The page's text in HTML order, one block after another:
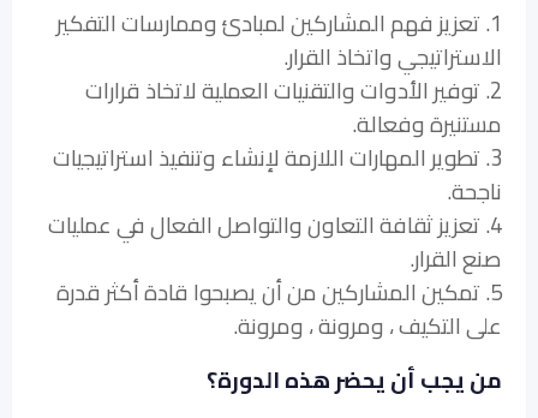
1. تعزيز فهم المشاركين لمبادئ وممارسات التفكير
الاستراتيجي واتخاذ القرار.
2. توفير الأدوات والتقنيات العملية لاتخاذ قرارات
مستنيرة وفعالة.
3. تطوير المهارات اللازمة لإنشاء وتنفيذ استراتيجيات
ناجحة.
4. تعزيز ثقافة التعاون والتواصل الفعال في عمليات
صنع القرار.
5. تمكين المشاركين من أن يصبحوا قادة أكثر قدرة
على التكيف ، ومرونة ، ومرونة.
من يجب أن يحضر هذه الدورة؟